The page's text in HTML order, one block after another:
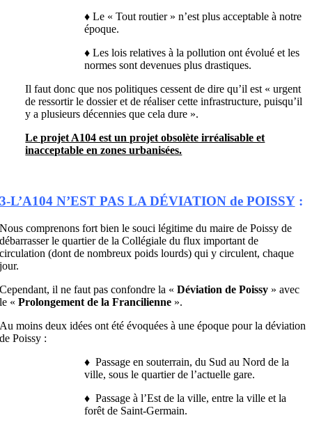
♦ Le « Tout routier » n’est plus acceptable à notre
époque.
♦ Les lois relatives à la pollution ont évolué et les
normes sont devenues plus drastiques.
Il faut donc que nos politiques cessent de dire qu’il est « urgent
de ressortir le dossier et de réaliser cette infrastructure, puisqu’il
y a plusieurs décennies que cela dure ».
Le projet A104 est un projet obsolète irréalisable et
inacceptable en zones urbanisées.
L’A104 N’EST PAS LA DÉVIATION de POISSY:
comprenons fort bien le souci légitime du maire de Poissy de
le quartier de la Collégiale du flux important de
(dont de nombreux poids lourds) qui y circulent, chaque
il ne faut pas confondre la « Déviation de Poissy» avec
« Prolongement de la Francilienne».
moins deux idées ont été évoquées à une époque pour la déviation
Poissy :
♦ Passage en souterrain, du Sud au Nord de la
ville, sous le quartier de l’actuelle gare.
♦ Passage à l’Est de la ville, entre la ville et la
forêt de Saint-Germain.